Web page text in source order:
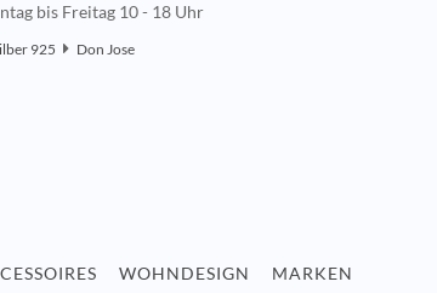
bis Freitag 10 - 18 Uhr
925 Don Jose
WOHNDESIGN
MARKEN